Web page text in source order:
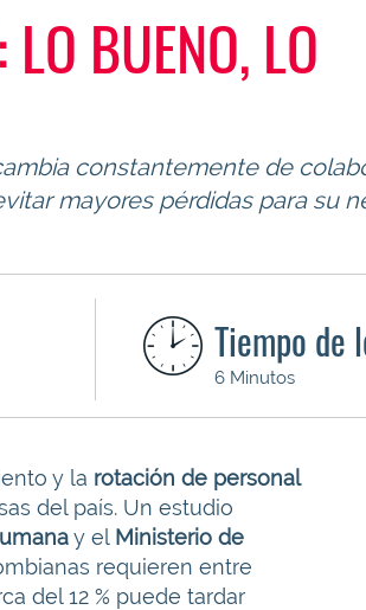
BUENO, LO
constantemente de
mayores pérdidas para su
Tiempo de
6 Minutos
y la rotación de personal
del país. Un estudio
y el Ministerio de
requieren entre
del 12 % puede tardar